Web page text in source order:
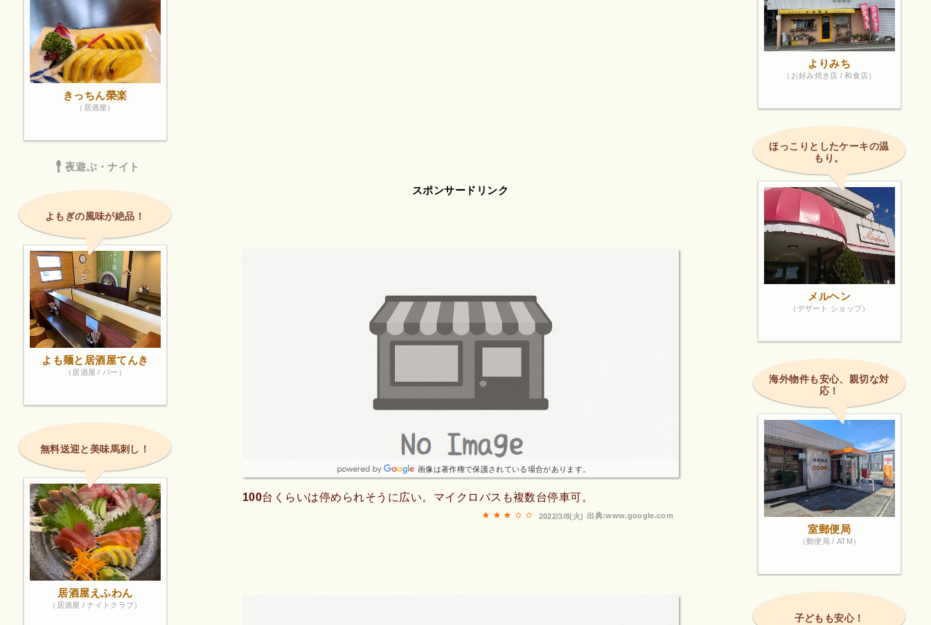
スポンサードリンク
画像は著作権で保護されている場合があります。
100台くらいは停められそうに広い。マイクロバスも複数台停車可。
出典:www.google.com
2022/3/8(火)
きっちん榮楽
（居酒屋）
夜遊ぶ・ナイト
よもぎの風味が絶品！
よも麺と居酒屋てんき
（居酒屋 / バー）
無料送迎と美味馬刺し！
居酒屋えふわん
（居酒屋 / ナイトクラブ）
よりみち
（お好み焼き店 / 和食店）
ほっこりとしたケーキの温
もり。
メルヘン
（デザート ショップ）
海外物件も安心、親切な対
応！
室郵便局
（郵便局 / ATM）
子どもも安心！